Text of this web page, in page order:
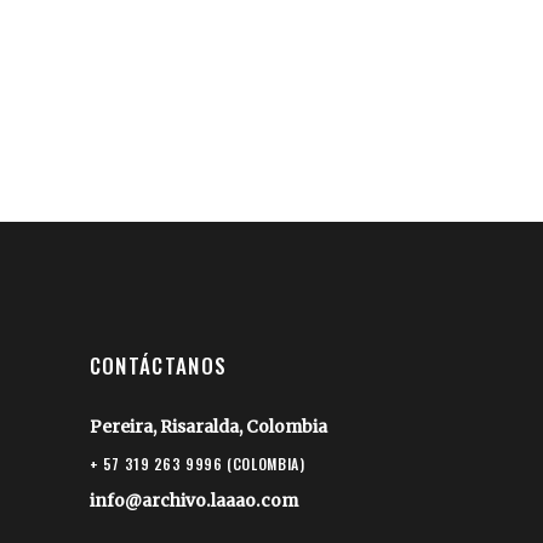
CONTÁCTANOS
Pereira, Risaralda, Colombia
+ 57 319 263 9996 (COLOMBIA)
info@archivo.laaao.com